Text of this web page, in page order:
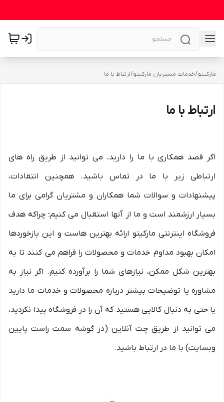
مارکیتو/خدمات مشتریان مارکیتو/ارتباط با ما
ارتباط با ما
اگر قصد همکاری با ما را دارید، می توانید از طریق راه های
ارتباطی زیر با ما در تماس باشید. همچنین انتقادات،
پیشنهادات و سوالات شما همکاران و مشتریان گرامی برای ما
بسیار ارزشمند است و ما از آنها استقبال می کنیم؛ چراکه هدف
فروشگاه اینترنتی مارکیتو ارائه بهترین هاست و این بازخوردها
امکان بهبود مداوم خدمات و محصولات را فراهم می کنند تا به
بهترین شکل ممکن، نیازهای شما را برآورده کنیم. اگر نیاز به
مشاوره یا توضیحات بیشتر درباره محصولات و خدمات ما دارید
یا حتی به دنبال کالایی هستید که آن را در فروشگاه پیدا نکردید،
می توانید از طریق چت آنلاین (در گوشه سمت راست پایین
وبسایت) با ما در ارتباط باشید.